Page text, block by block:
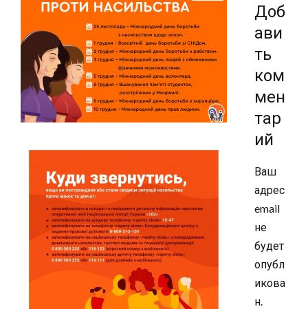
Доб
ави
ть
ком
мен
тар
ий
Ваш
адрес
email
не
будет
опубл
икова
н.